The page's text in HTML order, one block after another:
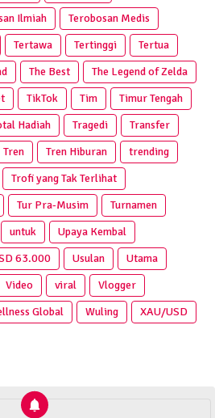
Ilmiah
Terobosan Medis
Tertawa Tertinggi
Tertua
The Best
The Legend of Zelda
TikTok Tim
Timur Tengah
Hadiah Tragedi
Transfer
Tren Tren Hiburan
trending
Trofi yang Tak Terlihat
Tur Pra‑Musim
Turnamen
untuk
Upaya Kembal
63.000 Usulan
Utama
Video viral
Vlogger
Global Wuling
XAU/USD